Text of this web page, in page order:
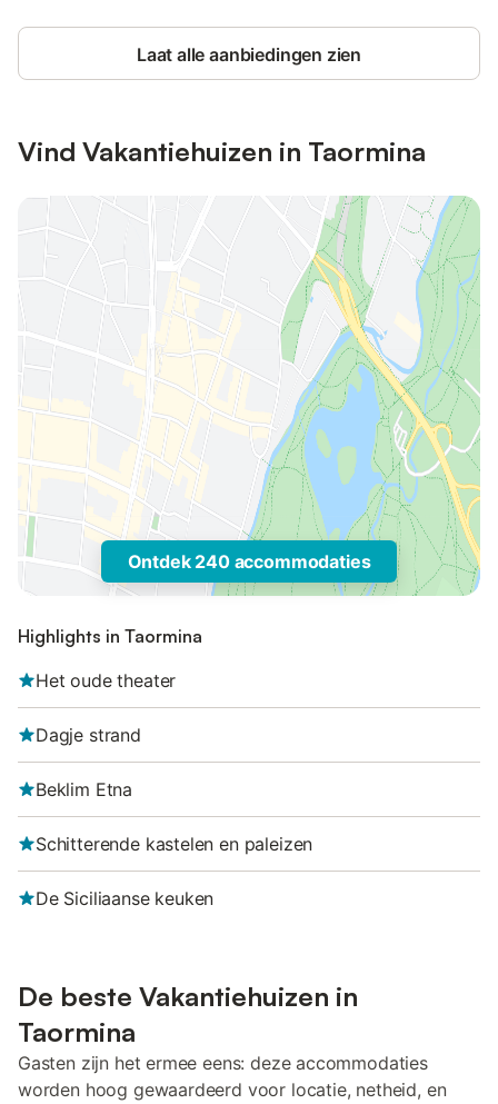
Laat alle aanbiedingen zien
Vind Vakantiehuizen in Taormina
Ontdek 240 accommodaties
Highlights in Taormina
Het oude theater
Dagje strand
Beklim Etna
Schitterende kastelen en paleizen
De Siciliaanse keuken
De beste Vakantiehuizen in
Taormina
Gasten zijn het ermee eens: deze accommodaties
worden hoog gewaardeerd voor locatie, netheid, en